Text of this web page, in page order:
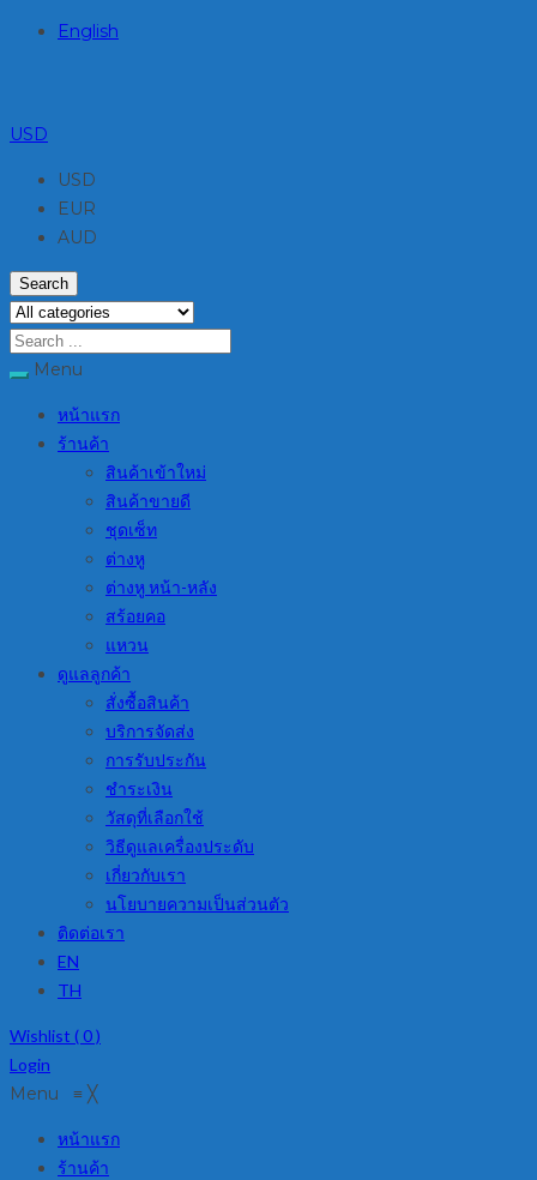
English
USD
USD
EUR
AUD
Search
Menu
หน้าแรก
ร้านค้า
สินค้าเข้าใหม่
สินค้าขายดี
ชุดเซ็ท
ต่างหู
ต่างหู หน้า-หลัง
สร้อยคอ
แหวน
ดูแลลูกค้า
สั่งซื้อสินค้า
บริการจัดส่ง
การรับประกัน
ชำระเงิน
วัสดุที่เลือกใช้
วิธีดูแลเครื่องประดับ
เกี่ยวกับเรา
นโยบายความเป็นส่วนตัว
ติดต่อเรา
EN
TH
Wishlist (0)
Login
Menu ≡ ╳
หน้าแรก
ร้านค้า